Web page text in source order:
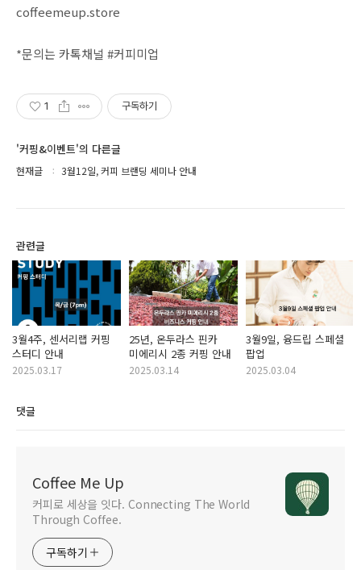
coffeemeup.store
*문의는 카톡채널 #커피미업
1 구독하기
'커핑&이벤트'의 다른글
현재글 3월12일, 커피 브랜딩 세미나 안내
관련글
3월4주, 센서리랩 커핑
스터디 안내
2025.03.17
25년, 온두라스 핀카
미에리시 2종 커핑 안내
2025.03.14
3월9일, 융드립 스페셜
팝업
2025.03.04
댓글
Coffee Me Up
커피로 세상을 잇다. Connecting The World
Through Coffee.
구독하기